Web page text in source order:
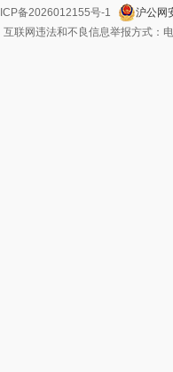
备2026012155号-1
沪公网
互联网违法和不良信息举报方式：